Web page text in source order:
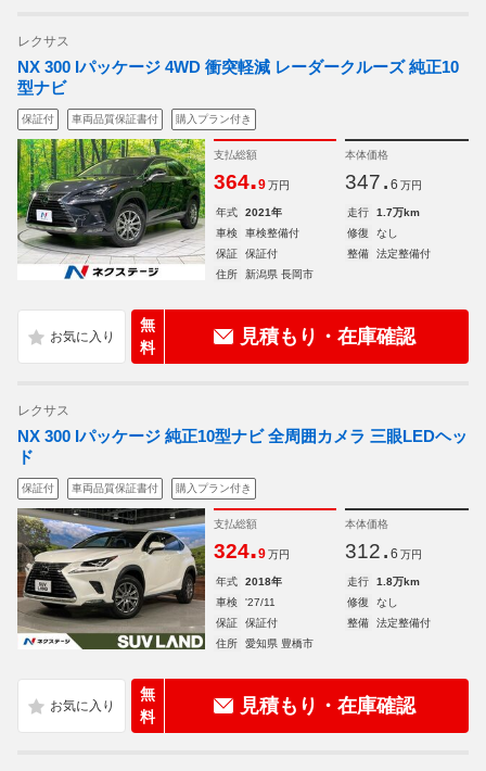
レクサス
NX 300 Iパッケージ 4WD 衝突軽減 レーダークルーズ 純正10
型ナビ
保証付 車両品質保証書付 購入プラン付き
支払総額
364.9 万円
本体価格
347. 6 万円
年式 2021年 走行
1.7万km
車検
車検整備付 修復
なし
保証
保証付 整備
法定整備付
住所
新潟県 長岡市
無
料
見積もり・在庫確認
レクサス
NX 300 Iパッケージ 純正10型ナビ 全周囲カメラ 三眼LEDヘッ
ド
保証付 車両品質保証書付 購入プラン付き
支払総額
324.9 万円
本体価格
312. 6 万円
年式 2018年 走行
1.8万km
車検
'27/11 修復
なし
保証
保証付 整備
法定整備付
住所
愛知県 豊橋市
無
料
見積もり・在庫確認